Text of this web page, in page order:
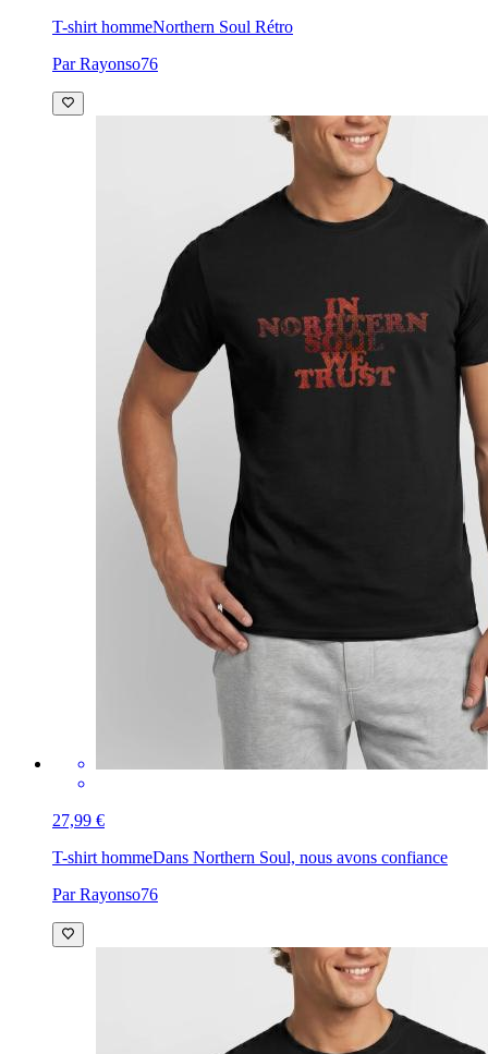
T-shirt hommeNorthern Soul Rétro
Par Rayonso76
27,99 €
T-shirt hommeDans Northern Soul, nous avons confiance
Par Rayonso76